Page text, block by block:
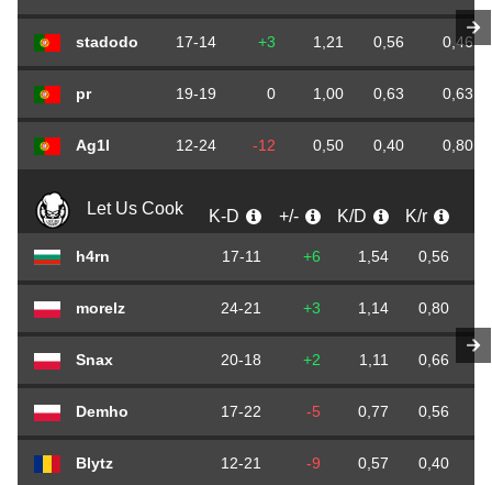
stadodo 17-14 +3 1,21 0,56 0,46
pr 19-19 0 1,00 0,63 0,63
Ag1l 12-24 -12 0,50 0,40 0,80
Let Us Cook K-D +/- K/D K/r
h4rn 17-11 +6 1,54 0,56
morelz 24-21 +3 1,14 0,80
Snax 20-18 +2 1,11 0,66
Demho 17-22 -5 0,77 0,56
Blytz 12-21 -9 0,57 0,40